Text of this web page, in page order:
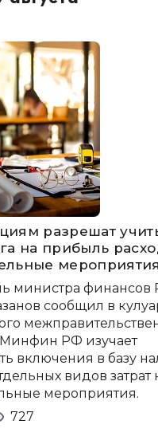
разрешат
на прибыль
мероприятия
министра финансов
сообщил в
Минфин РФ изучает
включения в базу
видов затрат
мероприятия.
727